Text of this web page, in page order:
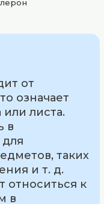
от
означает
листа.
в
таких
и т. д.
относиться к
в